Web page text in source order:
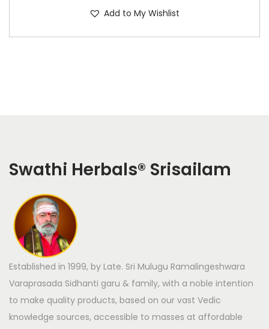
Add to My Wishlist
Swathi Herbals® Srisailam
Established in 1999, by Late. Sri Mulugu Ramalingeshwara
Varaprasada Sidhanti garu & family, with a noble intention
to make quality products, based on our vast Vedic
knowledge sources, accessible to masses at affordable